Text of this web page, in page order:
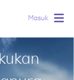
Masuk